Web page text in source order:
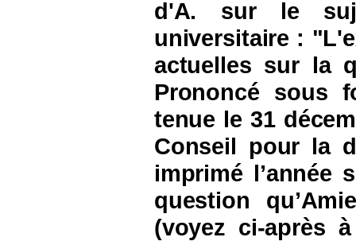
d'A. sur le
universitaire :
actuelles sur la
Prononcé sous
tenue le 31
Conseil pour la
imprimé l’année
question
(voyez ci-après